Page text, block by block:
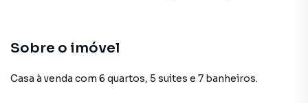
Sobre o imóvel
Casa à venda com 6 quartos, 5 suites e 7 banheiros.